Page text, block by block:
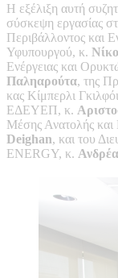
Η εξέλιξη αυτή
σύσκεψη εργασίας
Περιβάλλοντος και
Υφυπουργού, κ.
Ενέργειας και
Παληαρούτα, της
κας Κίμπερλι
ΕΔΕΥΕΠ, κ.
Μέσης Ανατολής και
Deighan, και του
ENERGY, κ.